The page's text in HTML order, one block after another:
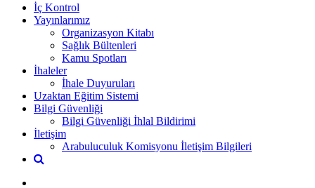
İç Kontrol
Yayınlarımız
Organizasyon Kitabı
Sağlık Bültenleri
Kamu Spotları
İhaleler
İhale Duyuruları
Uzaktan Eğitim Sistemi
Bilgi Güvenliği
Bilgi Güvenliği İhlal Bildirimi
İletişim
Arabuluculuk Komisyonu İletişim Bilgileri